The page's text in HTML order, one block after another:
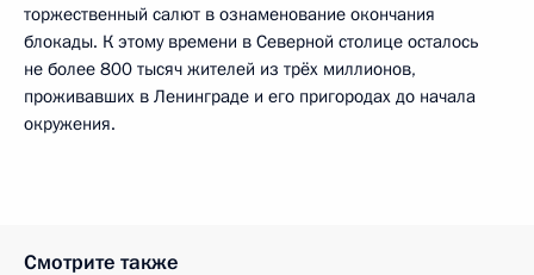
торжественный салют в ознаменование окончания
блокады. К этому времени в Северной столице осталось
не более 800 тысяч жителей из трёх миллионов,
проживавших в Ленинграде и его пригородах до начала
окружения.
Смотрите также